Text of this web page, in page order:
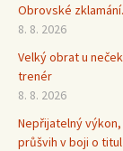
Obrovské
8. 8. 2026
Velký obrat u
trenér
8. 8. 2026
Nepřijatelný
průšvih v boji o titul